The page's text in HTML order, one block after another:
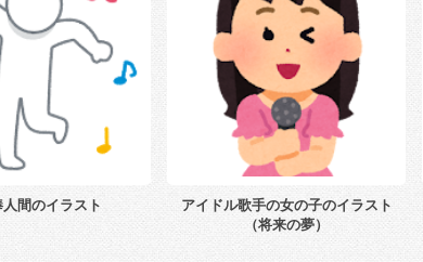
間のイラスト
アイドル歌手の女の子のイラスト
（将来の夢）